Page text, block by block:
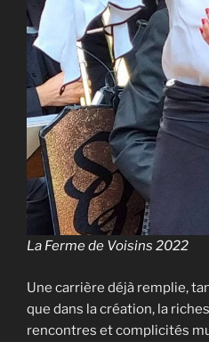
La Ferme de Voisins 2022
Une carrière déjà remplie,
que dans la création, la
rencontres et complicités